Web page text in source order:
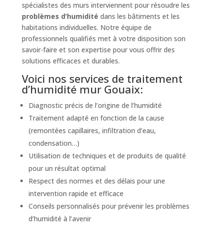
spécialistes des murs interviennent pour résoudre les
problèmes d’humidité dans les bâtiments et les
habitations individuelles. Notre équipe de
professionnels qualifiés met à votre disposition son
savoir-faire et son expertise pour vous offrir des
solutions efficaces et durables.
Voici nos services de traitement
d’humidité mur Gouaix:
Diagnostic précis de l’origine de l’humidité
Traitement adapté en fonction de la cause
(remontées capillaires, infiltration d’eau,
condensation…)
Utilisation de techniques et de produits de qualité
pour un résultat optimal
Respect des normes et des délais pour une
intervention rapide et efficace
Conseils personnalisés pour prévenir les problèmes
d’humidité à l’avenir